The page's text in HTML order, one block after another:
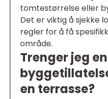
tomtestørrelse eller
Det er viktig å sjekke
regler for å få
område.
Trenger jeg en
en terrasse?